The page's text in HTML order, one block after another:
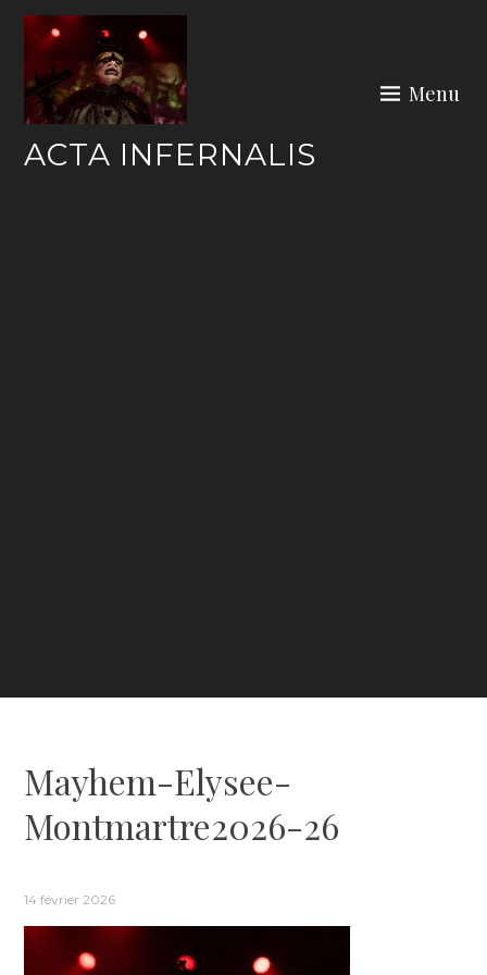
Skip
content
ACTA INFERNALIS
Menu
Mayhem-Elysee-
Montmartre2026-26
14 février 2026